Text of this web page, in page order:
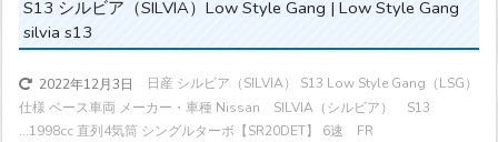
S13 シルビア（SILVIA）Low Style Gang | Low Style Gang
silvia s13
2022年12月3日
日産 シルビア（SILVIA） S13 Low Style Gang（LSG）
仕様 ベース車両 メーカー・車種 Nissan SILVIA（シルビア） S13
...1998cc 直列4気筒 シングルターボ 【SR20DET】 6速 FR